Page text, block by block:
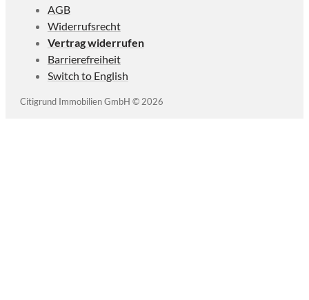
Citigrund Immobilien GmbH © 2026
AGB
Widerrufsrecht
Vertrag widerrufen
Barrierefreiheit
Switch to English